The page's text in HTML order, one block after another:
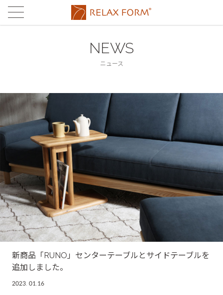
eurotech
FABRIC'S ファブリックス
LEATHERTEX レザーテックス
eurotech SOFA ユーロテック
FABRIC'S SOFA ファブリックス
RUG ラグ
TABLE テーブル
OTHER その他製品
STORES
STORE LIST 店舗一覧
ONLINE STORE 関家具通販サイト
MAINTENANCE メンテナンス
よくある ご質問
CONTACT お問合せ
NEWS
ニュース
新商品「RUNO」センターテーブルとサイドテーブルを
追加しました。
2023. 01.16